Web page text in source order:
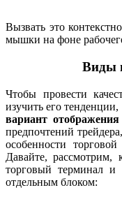
Вызвать это
мышки на фоне
Виды
Чтобы провести
изучить его тенденции,
вариант
предпочтений
особенности
Давайте,
торговый терминал и
отдельным блоком: